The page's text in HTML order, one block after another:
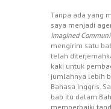
Tanpa ada yang
saya menjadi
Imagined
mengirim satu
telah
kaki untuk
jumlahnya lebih
Bahasa Inggris.
bab itu dalam
memperbaiki